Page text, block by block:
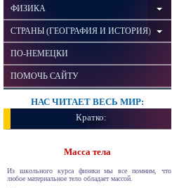
ФИЗИКА
СТРАНЫ (ГЕОГРАФИЯ И ИСТОРИЯ)
ПО-НЕМЕЦКИ
ПОМОЧЬ САЙТУ
НАС ЧИТАЕТ ВЕСЬ МИР:
Кратко:
Масса тела
Из школьного курса физики мы все помним, что
любое матери­альное тело обладает массой.